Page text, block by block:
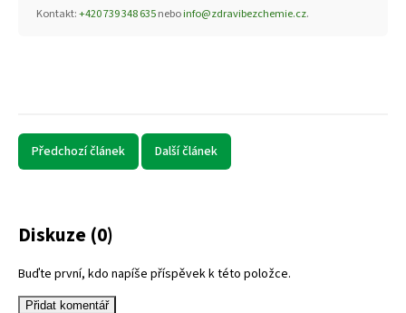
Kontakt:+420 739 348 635neboinfo@zdravibezchemie.cz.
Předchozí článek Další článek
Diskuze (0)
Buďte první, kdo napíše příspěvek k této položce.
Přidat komentář